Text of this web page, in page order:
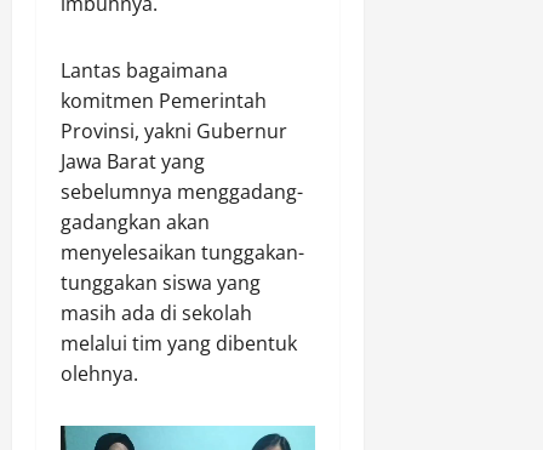
Lantas bagaimana
komitmen Pemerintah
Provinsi, yakni Gubernur
Jawa Barat yang
sebelumnya menggadang-
gadangkan akan
menyelesaikan tunggakan-
tunggakan siswa yang
masih ada di sekolah
melalui tim yang dibentuk
olehnya.